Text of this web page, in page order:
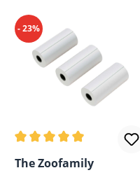
- 23%
Gemiddelde
The Zoofamily